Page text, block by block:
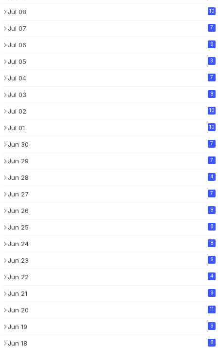
Jul 08 10
Jul 07 7
Jul 06 9
Jul 05 3
Jul 04 7
Jul 03 8
Jul 02 10
Jul 01 10
Jun 30 7
Jun 29 7
Jun 28 4
Jun 27 7
Jun 26 8
Jun 25 8
Jun 24 8
Jun 23 6
Jun 22 4
Jun 21 9
Jun 20 11
Jun 19 9
Jun 18 8